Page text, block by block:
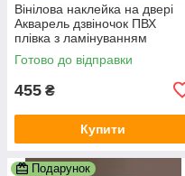
Вінілова наклейка на двері
Акварель дзвіночок ПВХ
плівка з ламінуванням
600х1800 мм Квіти Блакитний
Готово до відправки
455 ₴
Купити
Подарунок